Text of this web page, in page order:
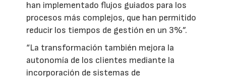
han implementado flujos guiados para los
procesos más complejos, que han permitido
reducir los tiempos de gestión en un 3%”.
“La transformación también mejora la
autonomía de los clientes mediante la
incorporación de sistemas de